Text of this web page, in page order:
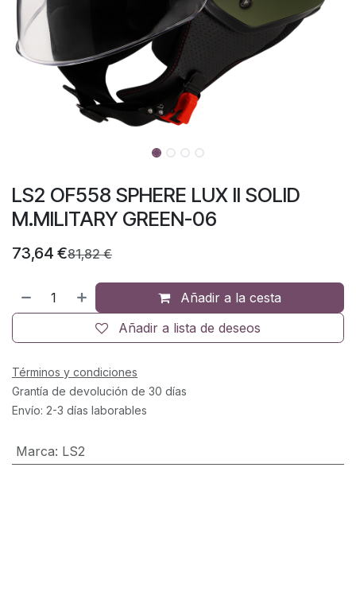
LS2 OF558 SPHERE LUX II SOLID
M.MILITARY GREEN-06
73,64 €81,82€
Añadir a la cesta
Añadir a lista de deseos
Términos y condiciones
Grantía de devolución de 30 días
Envío: 2-3 días laborables
Marca: LS2